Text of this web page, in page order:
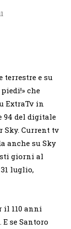
terrestre e su
che
ExtraTv in
94 del digitale
Sky. Current tv
anche su Sky
giorni al
luglio,
il 110 anni
se Santoro